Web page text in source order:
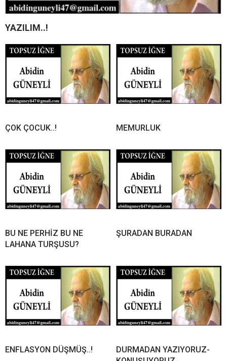
YAZILIM..!
ÇOK ÇOCUK..! MEMURLUK
BU NE PERHİZ BU NE
LAHANA TURŞUSU?
ŞURADAN BURADAN
ENFLASYON DÜŞMÜŞ..!
DURMADAN YAZIYORUZ-